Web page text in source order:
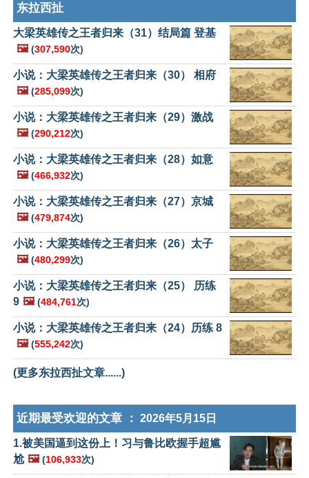
东拉西扯
大梁英雄传之王者归来（31）结局篇 登基
🖼️ (307,590次)
小说：大梁英雄传之王者归来（30） 相府
🖼️ (285,099次)
小说：大梁英雄传之王者归来（29）激战
🖼️ (290,212次)
小说：大梁英雄传之王者归来（28）如意
🖼️ (466,932次)
小说：大梁英雄传之王者归来（27）京城
🖼️ (479,874次)
小说：大梁英雄传之王者归来（26）太子
🖼️ (480,299次)
小说：大梁英雄传之王者归来（25） 历练
9 🖼️ (484,761次)
小说：大梁英雄传之王者归来（24）历练 8
🖼️ (555,242次)
(更多东拉西扯文章......)
近期最受欢迎的文章 ： 2026年5月15日
1.被美国逼到这份上！习与鲁比欧握手超尴
尬 🖼️ (106,933次)